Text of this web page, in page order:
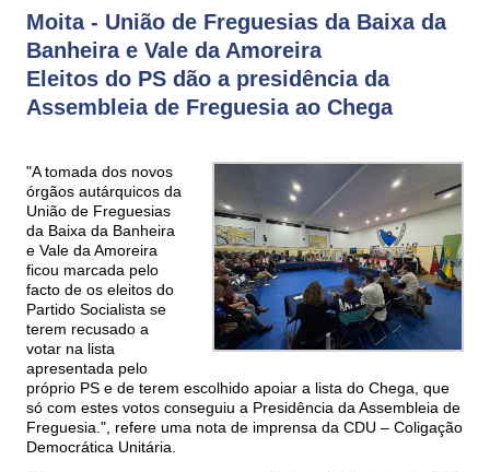
Moita - União de Freguesias da Baixa da
Banheira e Vale da Amoreira
Eleitos do PS dão a presidência da
Assembleia de Freguesia ao Chega
"A tomada dos novos
órgãos autárquicos da
União de Freguesias
da Baixa da Banheira
e Vale da Amoreira
ficou marcada pelo
facto de os eleitos do
Partido Socialista se
terem recusado a
votar na lista
apresentada pelo
próprio PS e de terem escolhido apoiar a lista do Chega, que
só com estes votos conseguiu a Presidência da Assembleia de
Freguesia.", refere uma nota de imprensa da CDU – Coligação
Democrática Unitária.